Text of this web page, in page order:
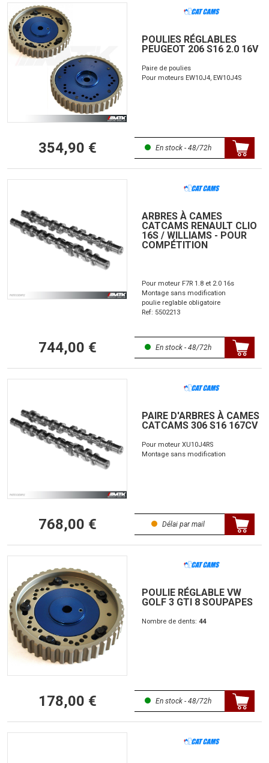
POULIES RÉGLABLES
PEUGEOT 206 S16 2.0 16V
Paire de poulies
Pour moteurs EW10J4, EW10J4S
354,90 € En stock - 48/72h
ARBRES À CAMES
CATCAMS RENAULT CLIO
16S / WILLIAMS - POUR
COMPÉTITION
Pour moteur F7R 1.8 et 2.0 16s
Montage sans modification
poulie reglable obligatoire
Ref: 5502213
744,00 € En stock - 48/72h
PAIRE D'ARBRES À CAMES
CATCAMS 306 S16 167CV
Pour moteur XU10J4RS
Montage sans modification
768,00 € Délai par mail
POULIE RÉGLABLE VW
GOLF 3 GTI 8 SOUPAPES
Nombre de dents: 44
178,00 € En stock - 48/72h